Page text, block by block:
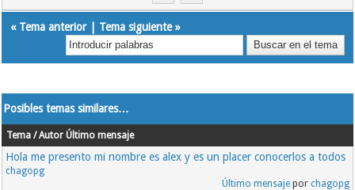
« Tema anterior| Tema siguiente»
Posibles temas similares…
Tema / Autor Último mensaje
Hola me presento mi nombre es alex y es un placer conocerlos a todos
chagopg
Último mensajepor chagopg